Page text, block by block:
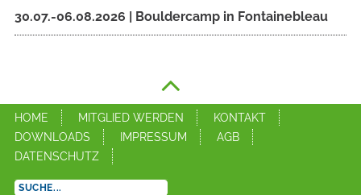
30.07.-06.08.2026 | Bouldercamp in Fontainebleau
HOME MITGLIED WERDEN
KONTAKT
DOWNLOADS
IMPRESSUM
AGB
DATENSCHUTZ